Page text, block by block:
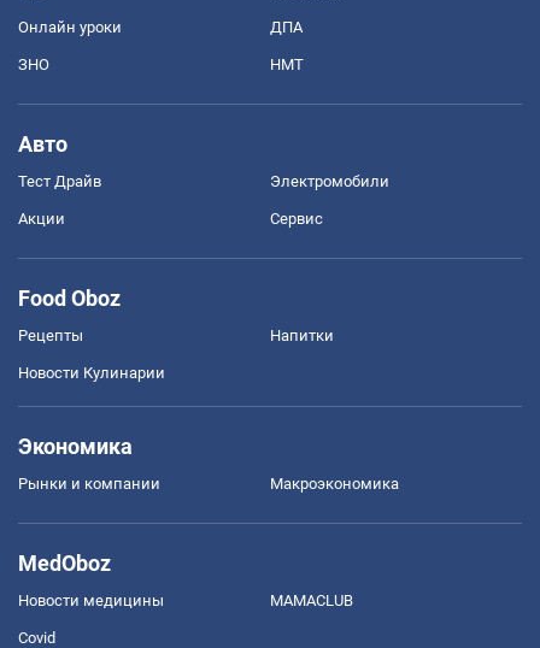
Онлайн уроки ДПА
ЗНО НМТ
Авто
Тест Драйв Электромобили
Акции Сервис
Food Oboz
Рецепты Напитки
Новости Кулинарии
Экономика
Рынки и компании Mакроэкономика
MedOboz
Новости медицины MAMACLUB
Covid